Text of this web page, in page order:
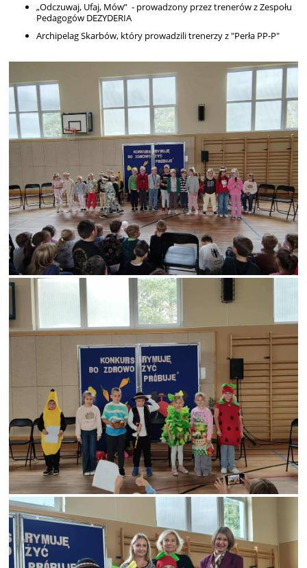
„Odczuwaj, Ufaj, Mów” - prowadzony przez trenerów z Zespołu
Pedagogów DEZYDERIA
Archipelag Skarbów, który prowadzili trenerzy z "Perła PP-P"